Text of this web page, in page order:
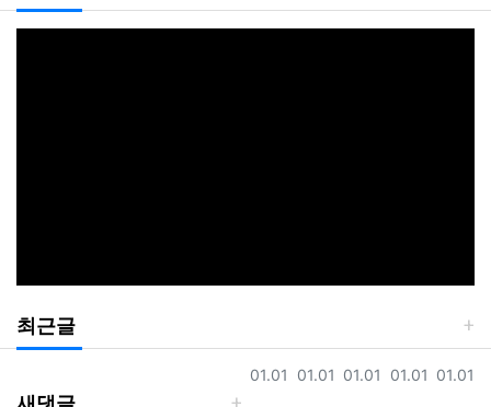
최근글
등록일
01.01
등록일
01.01
등록일
01.01
등록일
01.01
등록일
01.01